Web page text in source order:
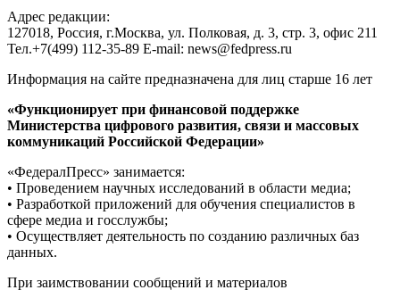
Адрес редакции:
127018, Россия, г.Москва, ул. Полковая, д. 3, стр. 3, офис 211
Тел.+7(499) 112-35-89 E-mail: news@fedpress.ru
Информация на сайте предназначена для лиц старше 16 лет
«Функционирует при финансовой поддержке
Министерства цифрового развития, связи и массовых
коммуникаций Российской Федерации»
«ФедералПресс» занимается:
• Проведением научных исследований в области медиа;
• Разработкой приложений для обучения специалистов в
сфере медиа и госслужбы;
• Осуществляет деятельность по созданию различных баз
данных.
При заимствовании сообщений и материалов